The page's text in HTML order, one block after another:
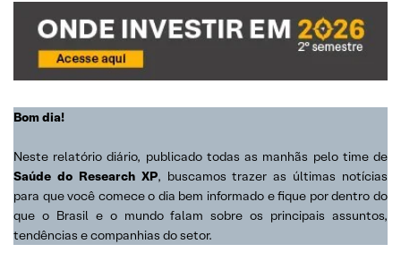
Bom dia!
Neste relatório diário, publicado todas as manhãs pelo time de
Saúde do Research XP, buscamos trazer as últimas notícias
para que você comece o dia bem informado e fique por dentro do
que o Brasil e o mundo falam sobre os principais assuntos,
tendências e companhias do setor.